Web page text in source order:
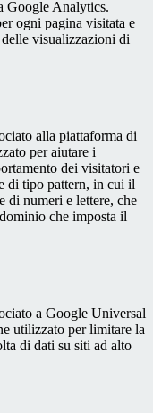
Google Analytics.
ogni pagina visitata e
visualizzazioni di
alla piattaforma di
per aiutare i
dei visitatori e
di tipo pattern, in cui il
di numeri e lettere, che
che imposta il
a Google Universal
utilizzato per limitare la
di dati su siti ad alto